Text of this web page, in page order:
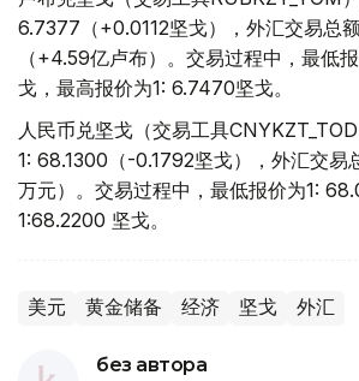
6.7377（+0.0112坚戈），外汇交易总
（+4.59亿卢布）。交易过程中，最低
戈，最高报价为1: 6.7470坚戈。
人民币兑坚戈（交易工具
1: 68.1300（-0.1792坚戈），外汇交
万元）。交易过程中，最低报价为1:
1:68.2200 坚戈。
美元 黄金储备 经济 坚戈 外汇
без автора